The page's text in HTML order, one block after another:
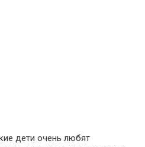
дети очень любят